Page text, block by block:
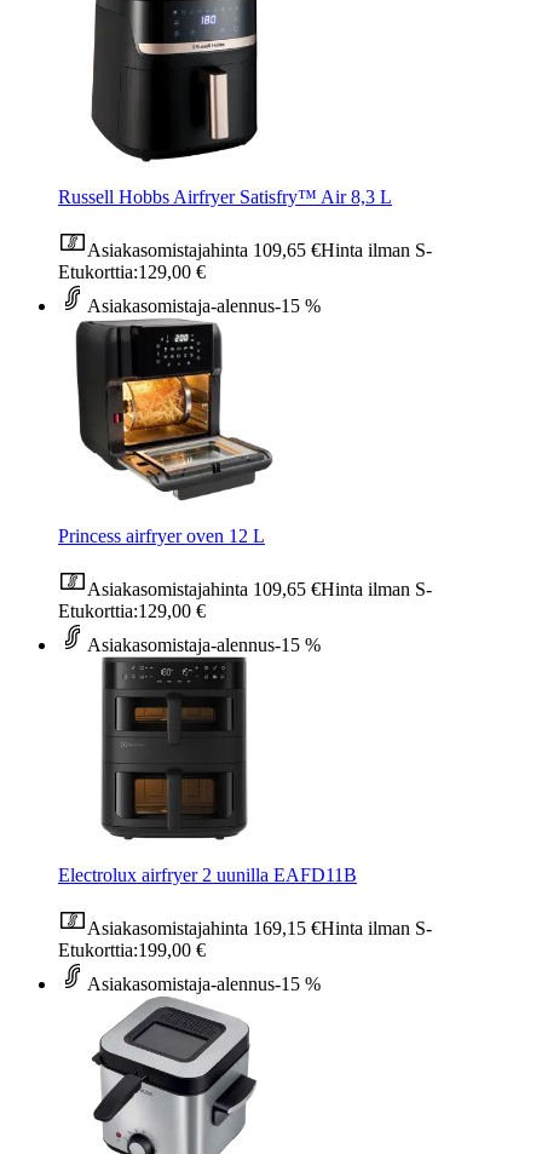
Russell Hobbs Airfryer Satisfry™ Air 8,3 L
Asiakasomistajahinta 109,65 €Hinta ilman S-
Etukorttia:129,00 €
Asiakasomistaja-alennus-15 %
Princess airfryer oven 12 L
Asiakasomistajahinta 109,65 €Hinta ilman S-
Etukorttia:129,00 €
Asiakasomistaja-alennus-15 %
Electrolux airfryer 2 uunilla EAFD11B
Asiakasomistajahinta 169,15 €Hinta ilman S-
Etukorttia:199,00 €
Asiakasomistaja-alennus-15 %